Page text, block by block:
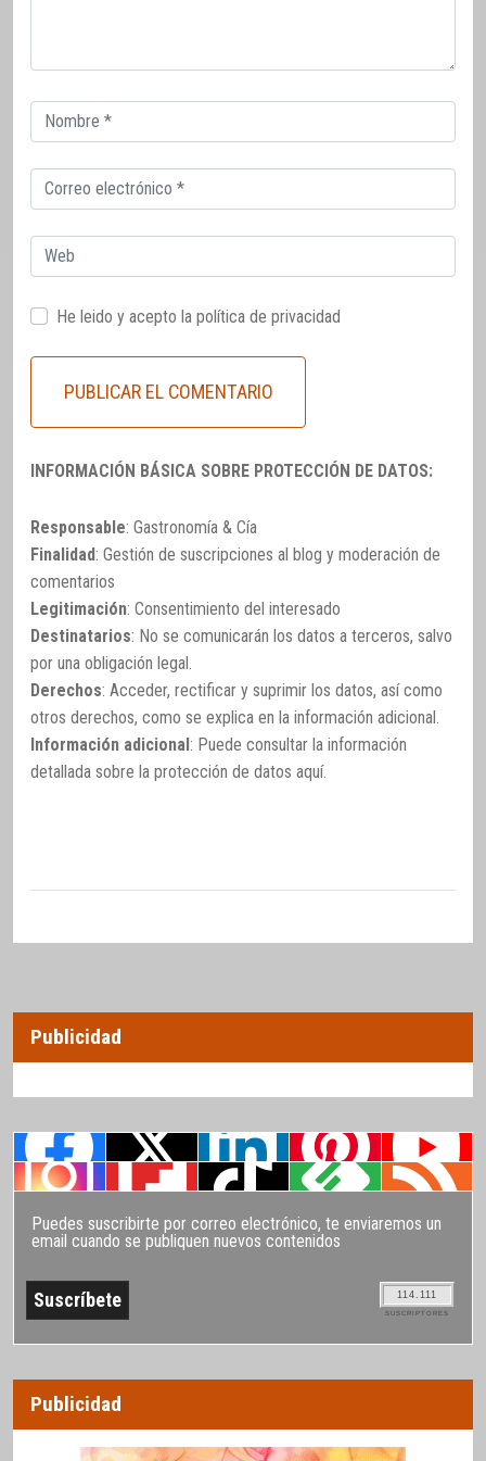
Correo
electrónico
Correo
electrónico
Web
He leido y acepto la política de privacidad
INFORMACIÓN BÁSICA SOBRE PROTECCIÓN DE DATOS:
Responsable: Gastronomía & Cía
Finalidad: Gestión de suscripciones al blog y moderación de
comentarios
Legitimación: Consentimiento del interesado
Destinatarios: No se comunicarán los datos a terceros, salvo
por una obligación legal.
Derechos: Acceder, rectificar y suprimir los datos, así como
otros derechos, como se explica en la información adicional.
Información adicional : Puede consultar la información
detallada sobre la protección de datos aquí.
Publicidad
Puedes suscribirte por correo electrónico, te enviaremos un
email cuando se publiquen nuevos contenidos
114.111
SUSCRIPTORES
Publicidad